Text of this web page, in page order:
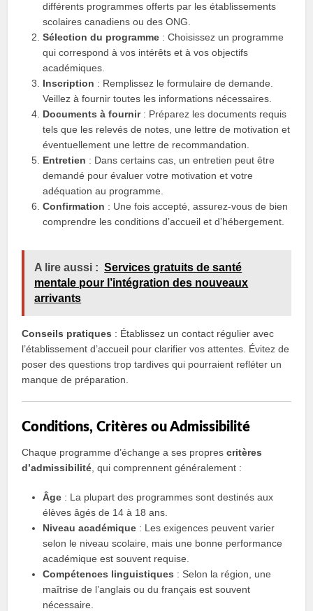
différents programmes offerts par les établissements
scolaires canadiens ou des ONG.
Sélection du programme : Choisissez un programme
qui correspond à vos intérêts et à vos objectifs
académiques.
Inscription : Remplissez le formulaire de demande.
Veillez à fournir toutes les informations nécessaires.
Documents à fournir: Préparez les documents requis
tels que les relevés de notes, une lettre de motivation et
éventuellement une lettre de recommandation.
Entretien : Dans certains cas, un entretien peut être
demandé pour évaluer votre motivation et votre
adéquation au programme.
Confirmation : Une fois accepté, assurez-vous de bien
comprendre les conditions d’accueil et d’hébergement.
A lire aussi : Services gratuits de santé
mentale pour l’intégration des nouveaux
arrivants
Conseils pratiques : Établissez un contact régulier avec
l’établissement d’accueil pour clarifier vos attentes. Évitez de
poser des questions trop tardives qui pourraient refléter un
manque de préparation.
Conditions, Critères ou Admissibilité
Chaque programme d’échange a ses proprescritères
d’admissibilité , qui comprennent généralement :
Âge : La plupart des programmes sont destinés aux
élèves âgés de 14 à 18 ans.
Niveau académique : Les exigences peuvent varier
selon le niveau scolaire, mais une bonne performance
académique est souvent requise.
Compétences linguistiques : Selon la région, une
maîtrise de l’anglais ou du français est souvent
nécessaire.